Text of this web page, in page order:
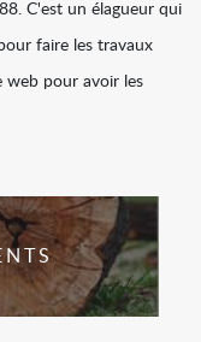
C'est un élagueur qui
faire les travaux
web pour avoir les